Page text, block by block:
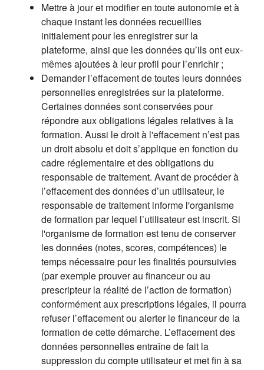
Mettre à jour et modifier en toute autonomie et à
chaque instant les données recueillies
initialement pour les enregistrer sur la
plateforme, ainsi que les données qu’ils ont eux-
mêmes ajoutées à leur profil pour l’enrichir ;
Demander l’effacement de toutes leurs données
personnelles enregistrées sur la plateforme.
Certaines données sont conservées pour
répondre aux obligations légales relatives à la
formation. Aussi le droit à l'effacement n’est pas
un droit absolu et doit s’applique en fonction du
cadre réglementaire et des obligations du
responsable de traitement. Avant de procéder à
l’effacement des données d’un utilisateur, le
responsable de traitement informe l'organisme
de formation par lequel l’utilisateur est inscrit. Si
l'organisme de formation est tenu de conserver
les données (notes, scores, compétences) le
temps nécessaire pour les finalités poursuivies
(par exemple prouver au financeur ou au
prescripteur la réalité de l’action de formation)
conformément aux prescriptions légales, il pourra
refuser l’effacement ou alerter le financeur de la
formation de cette démarche. L’effacement des
données personnelles entraîne de fait la
suppression du compte utilisateur et met fin à sa